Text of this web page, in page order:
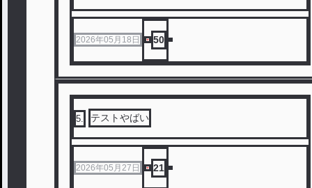
2026年05月18日 50
5 テストやばい
2026年05月27日 21